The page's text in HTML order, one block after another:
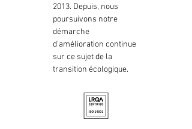
2013. Depuis, nous
poursuivons notre
démarche
d'amélioration continue
sur ce sujet de la
transition écologique.